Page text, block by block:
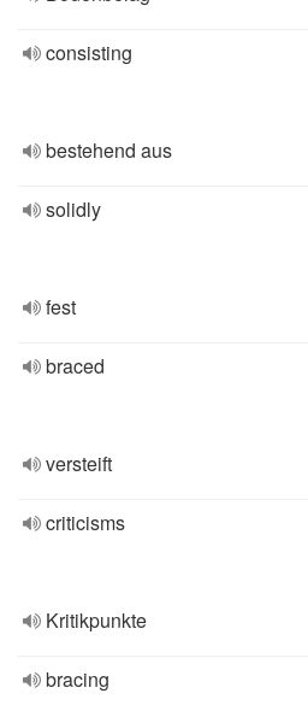
consisting
bestehend aus
solidly
fest
braced
versteift
criticisms
Kritikpunkte
bracing